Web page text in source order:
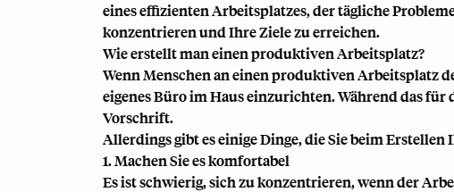
eines effizienten Arbeitsplatzes, der tägliche
konzentrieren und Ihre Ziele zu erreichen.
Wie erstellt man einen produktiven Arbeitsplatz?
Wenn Menschen an einen produktiven Arbeitsplatz
eigenes Büro im Haus einzurichten. Während das
Vorschrift.
Allerdings gibt es einige Dinge, die Sie beim
1. Machen Sie es komfortabel
Es ist schwierig, sich zu konzentrieren, wenn der